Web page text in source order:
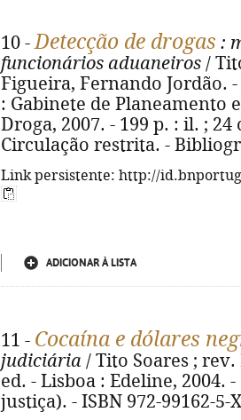
10 -Detecção de drogas :
funcionários aduaneiros /
Figueira, Fernando Jordão.
: Gabinete de Planeamento
Droga, 2007. - 199 p. : il. ;
Circulação restrita. -
Link persistente: http://
ADICIONAR À LISTA
11 - Cocaína e dólares
judiciária / Tito Soares ;
ed. - Lisboa : Edeline, 2004.
justiça). - ISBN 972-99162-5-X